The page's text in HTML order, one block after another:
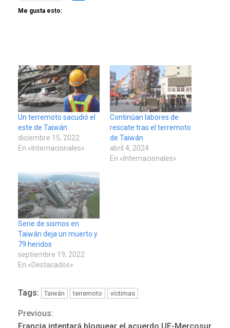
Me gusta esto:
Un terremoto sacudió el
este de Taiwán
diciembre 15, 2022
En «Internacionales»
Continúan labores de
rescate tras el terremoto
de Taiwán
abril 4, 2024
En «Internacionales»
Serie de sismos en
Taiwán deja un muerto y
79 heridos
septiembre 19, 2022
En «Destacados»
Tags: Taiwán terremoto víctimas
Continue
Previous: